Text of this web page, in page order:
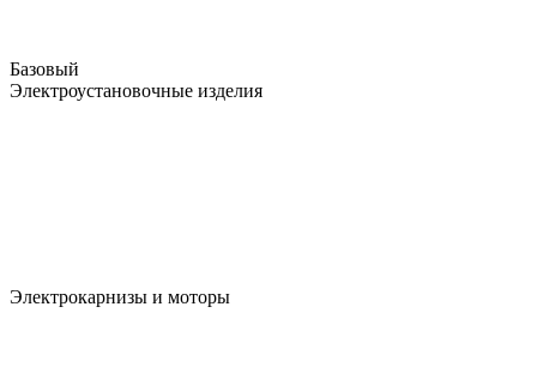
Базовый
Электроустановочные изделия
Электрокарнизы и моторы